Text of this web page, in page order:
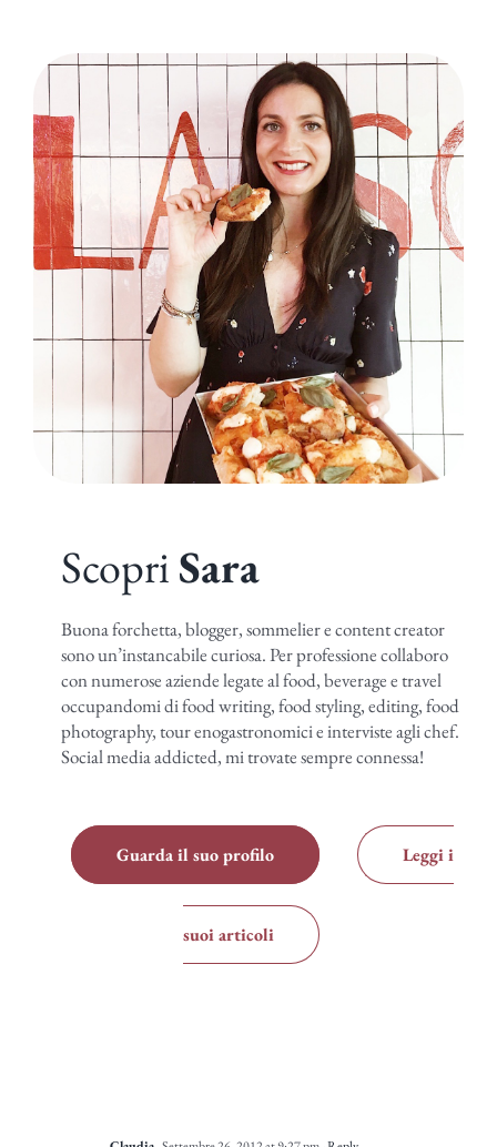
ScopriSara
Buona forchetta, blogger, sommelier e content creator
sono un’instancabile curiosa. Per professione collaboro
con numerose aziende legate al food, beverage e travel
occupandomi di food writing, food styling, editing, food
photography, tour enogastronomici e interviste agli chef.
Social media addicted, mi trovate sempre connessa!
Guarda il suo profilo Leggi i
suoi articoli